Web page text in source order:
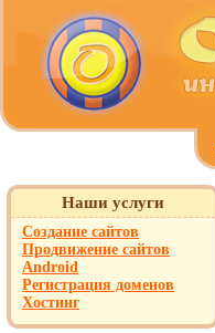
Наши услуги
Создание сайтов
Продвижение сайтов
Android
Регистрация доменов
Хостинг